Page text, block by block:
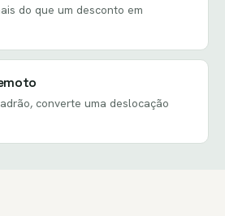
do que um desconto em
converte uma deslocação